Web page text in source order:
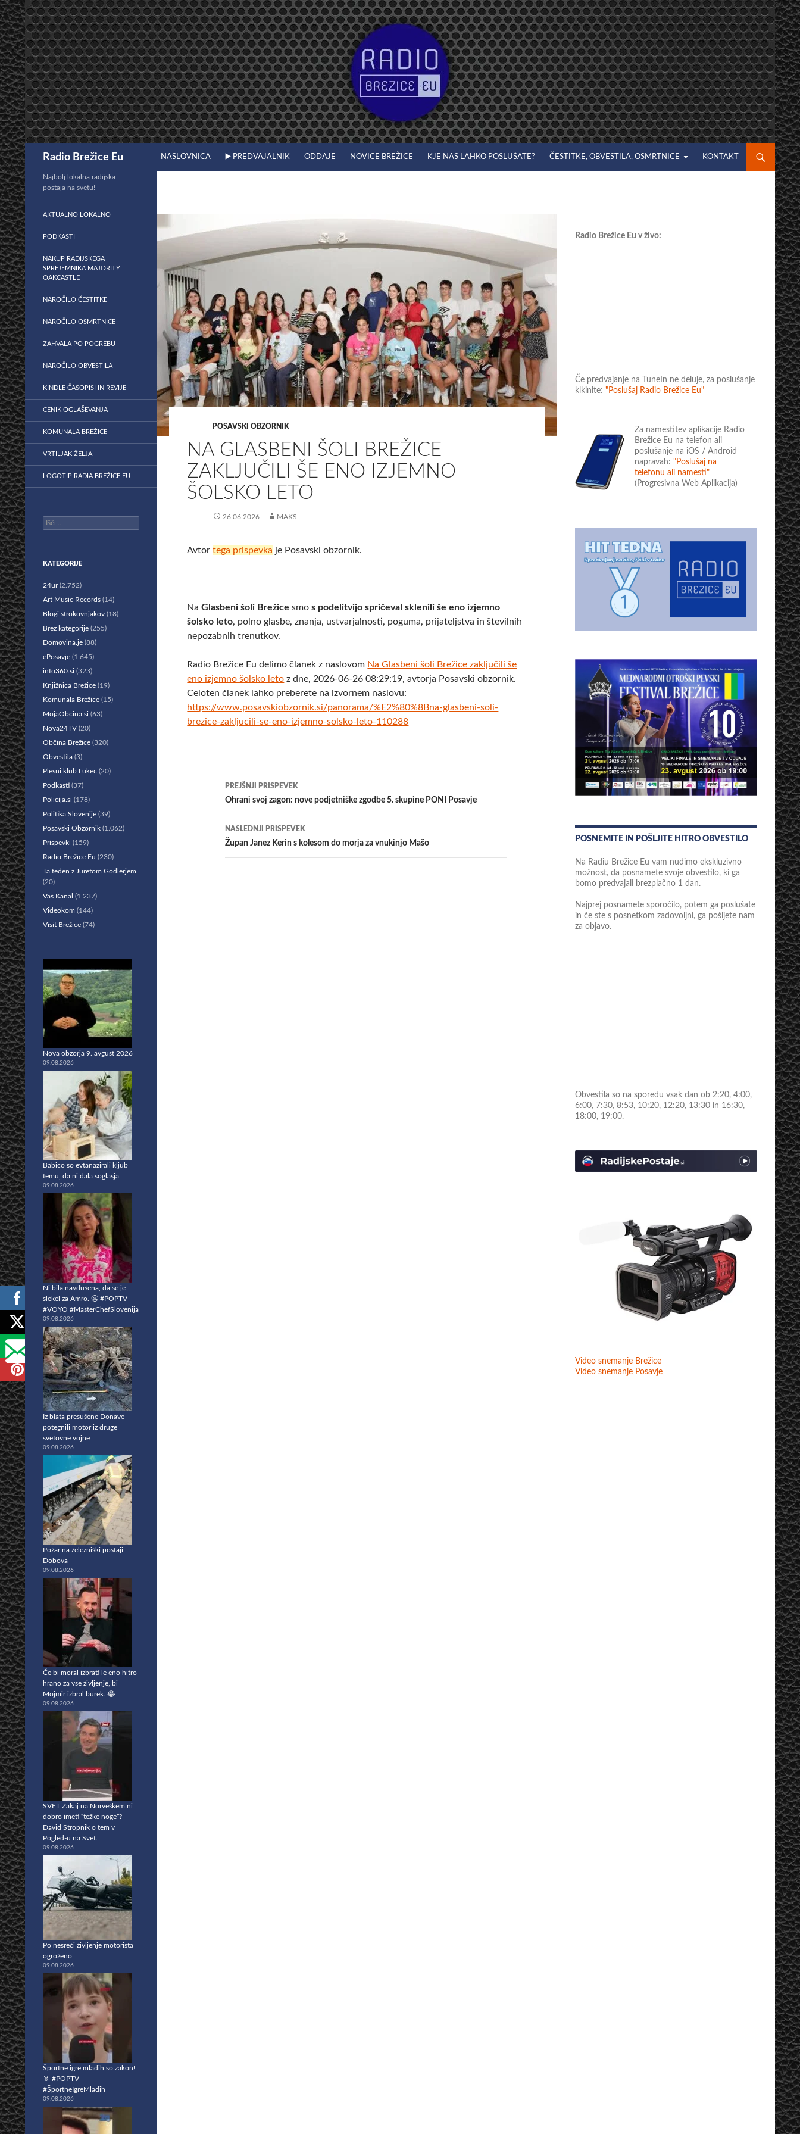
Preskoči
na
vsebino
Radio Brežice Eu NASLOVNICA ▶️ PREDVAJALNIK ODDAJE NOVICE BREŽICE KJE NAS LAHKO POSLUŠATE? ČESTITKE, OBVESTILA, OSMRTNICE KONTAKT
POSAVSKI OBZORNIK
​NA GLASBENI ŠOLI BREŽICE
ZAKLJUČILI ŠE ENO IZJEMNO
ŠOLSKO LETO
26.06.2026 MAKS
Avtortega prispevka je Posavski obzornik.
​NaGlasbeni šoli Brežice smos podelitvijo spričeval sklenili še eno izjemno
šolsko leto, polno glasbe, znanja, ustvarjalnosti, poguma, prijateljstva in številnih
nepozabnih trenutkov.
Radio Brežice Eu delimo članek z naslovom ​Na Glasbeni šoli Brežice zaključili še
eno izjemno šolsko leto z dne, 2026-06-26 08:29:19, avtorja Posavski obzornik.
Celoten članek lahko preberete na izvornem naslovu:
https://www.posavskiobzornik.si/panorama/%E2%80%8Bna-glasbeni-soli-
brezice-zakljucili-se-eno-izjemno-solsko-leto-110288
Krmarjenje
po
prispevkih
PREJŠNJI PRISPEVEK
​Ohrani svoj zagon: nove podjetniške zgodbe 5. skupine PONI Posavje
NASLEDNJI PRISPEVEK
Župan Janez Kerin s kolesom do morja za vnukinjo Mašo
Radio Brežice Eu v živo:
Če predvajanje na TuneIn ne deluje, za poslušanje
klkinite: "Poslušaj Radio Brežice Eu"
Za namestitev aplikacije Radio
Brežice Eu na telefon ali
poslušanje na iOS / Android
napravah: "Poslušaj na
telefonu ali namesti"
(Progresivna Web Aplikacija)
POSNEMITE IN POŠLJITE HITRO OBVESTILO
Na Radiu Brežice Eu vam nudimo ekskluzivno
možnost, da posnamete svoje obvestilo, ki ga
bomo predvajali brezplačno 1 dan.
Najprej posnamete sporočilo, potem ga poslušate
in če ste s posnetkom zadovoljni, ga pošljete nam
za objavo.
Obvestila so na sporedu vsak dan ob 2:20, 4:00,
6:00, 7:30, 8:53, 10:20, 12:20, 13:30 in 16:30,
18:00, 19:00.
Video snemanje Brežice
Video snemanje Posavje
Najbolj lokalna radijska
postaja na svetu!
AKTUALNO LOKALNO
PODKASTI
NAKUP RADIJSKEGA
SPREJEMNIKA MAJORITY
OAKCASTLE
NAROČILO ČESTITKE
NAROČILO OSMRTNICE
ZAHVALA PO POGREBU
NAROČILO OBVESTILA
KINDLE ČASOPISI IN REVIJE
CENIK OGLAŠEVANJA
KOMUNALA BREŽICE
VRTILJAK ŽELJA
LOGOTIP RADIA BREŽICE EU
Išči:
KATEGORIJE
24ur(2.752)
Art Music Records (14)
Blogi strokovnjakov (18)
Brez kategorije (255)
Domovina.je (88)
ePosavje (1.645)
info360.si (323)
Knjižnica Brežice (19)
Komunala Brežice (15)
MojaObcina.si (63)
Nova24TV (20)
Občina Brežice (320)
Obvestila (3)
Plesni klub Lukec (20)
Podkasti (37)
Policija.si (178)
Politika Slovenije (39)
Posavski Obzornik (1.062)
Prispevki (159)
Radio Brežice Eu (230)
Ta teden z Juretom Godlerjem
(20)
Vaš Kanal (1.237)
Videokom (144)
Visit Brežice (74)
Nova obzorja 9. avgust 2026
09.08.2026
Babico so evtanazirali kljub
temu, da ni dala soglasja
09.08.2026
Ni bila navdušena, da se je
slekel za Amro. 😬 #POPTV
#VOYO #MasterChefSlovenija
09.08.2026
Iz blata presušene Donave
potegnili motor iz druge
svetovne vojne
09.08.2026
Požar na železniški postaji
Dobova
09.08.2026
Če bi moral izbrati le eno hitro
hrano za vse življenje, bi
Mojmir izbral burek. 😂
09.08.2026
SVET|Zakaj na Norveškem ni
dobro imeti “težke noge”?
David Stropnik o tem v
Pogled-u na Svet.
09.08.2026
Po nesreči življenje motorista
ogroženo
09.08.2026
Športne igre mladih so zakon!
🏅 #POPTV
#ŠportneIgreMladih
09.08.2026